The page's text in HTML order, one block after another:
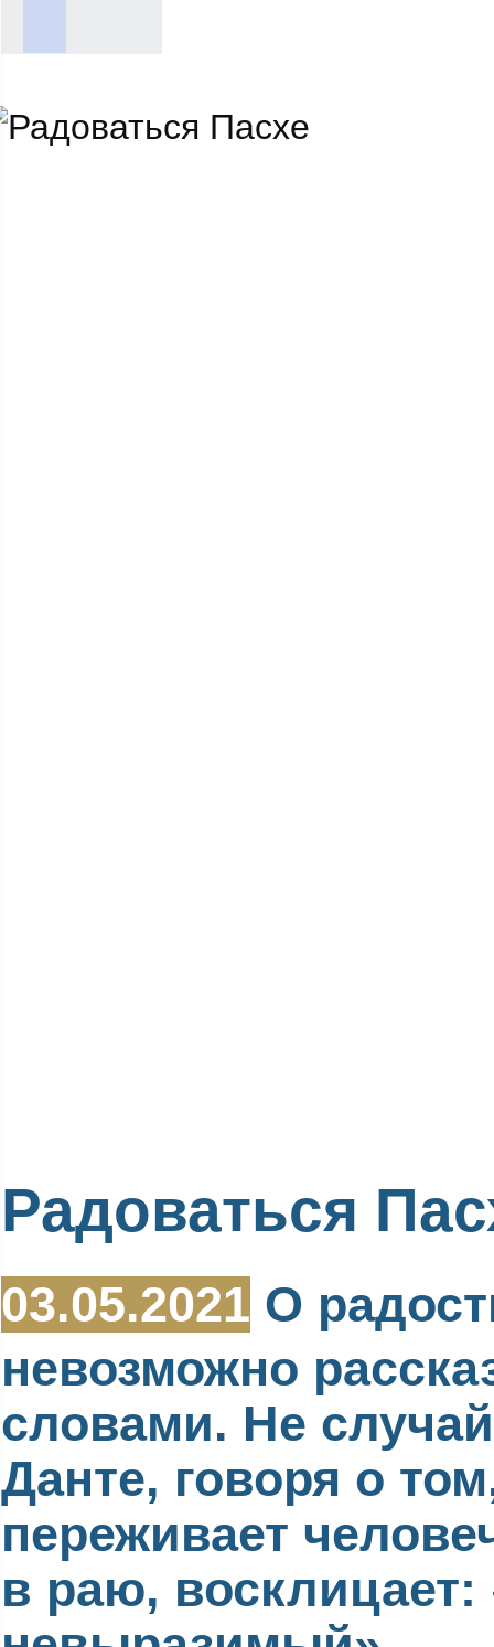
Радоваться
03.05.2021 О
невозможно
словами. Не
Данте, говоря о
переживает
в раю, восклицает: